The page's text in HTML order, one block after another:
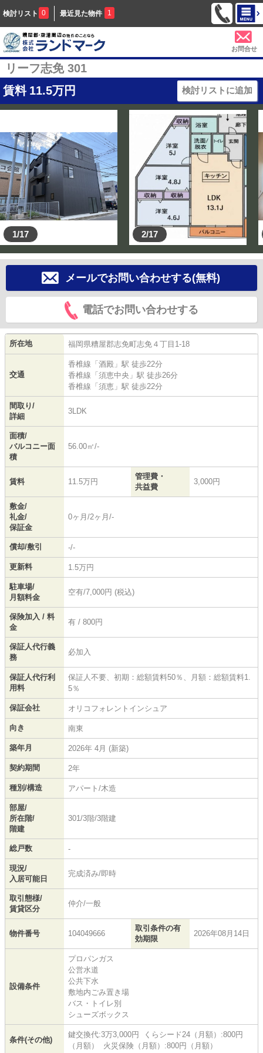
検討リスト 0 最近見た物件 1
お問合せ
リーフ志免 301
賃料 11.5万円 検討リストに追加
1/17 2/17
メールでお問い合わせする(無料)
電話でお問い合わせする
所在地 福岡県糟屋郡志免町志免 ４丁目1-18
交通
香椎線 「 酒殿 」駅 徒歩22分
香椎線 「 須恵中央 」駅 徒歩26分
香椎線 「 須恵 」駅 徒歩22分
間取り/
詳細
3LDK
面積/
バルコニー面
積
56.00㎡/-
賃料 11.5万円
管理費・
共益費
3,000円
敷金/
礼金/
保証金
0ヶ月/2ヶ月/-
償却/敷引 -/-
更新料 1.5万円
駐車場/
月額料金
空有/7,000円 (税込)
保険加入 / 料
金
有 / 800円
保証人代行義
務
必加入
保証人代行利
用料
保証人不要、初期：総額賃料50％、月額：総額賃料1.
5％
保証会社 オリコフォレントインシュア
向き 南東
築年月 2026年 4月 (新築)
契約期間 2年
種別/構造 アパート/木造
部屋/
所在階/
階建
301/3階/3階建
総戸数 -
現況/
入居可能日
完成済み/即時
取引態様/
賃貸区分
仲介/一般
物件番号 104049666
取引条件の有
効期限
2026年08月14日
設備条件
プロパンガス
公営水道
公共下水
敷地内ごみ置き場
バス・トイレ別
シューズボックス
条件(その他)
鍵交換代:3万3,000円 くらシード24（月額）:800円
（月額） 火災保険（月額）:800円（月額）